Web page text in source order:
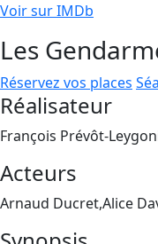
Voir sur IMDb
Les
Réservez vos places
Réalisateur
François Prévôt-
Acteurs
Arnaud Ducret,Alice